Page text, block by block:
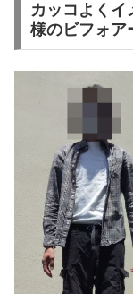
カッコよくイ
様のビフォア